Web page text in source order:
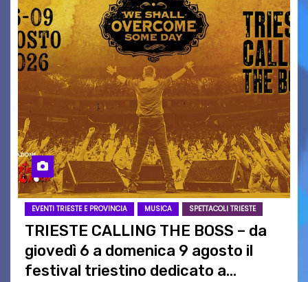
EVENTI TRIESTE E PROVINCIA MUSICA SPETTACOLI TRIESTE
TRIESTE CALLING THE BOSS – da
giovedì 6 a domenica 9 agosto il
festival triestino dedicato a